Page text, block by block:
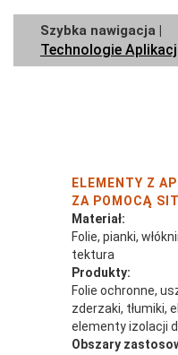
Szybka nawigacja |
Technologie
ELEMENTY Z
ZA POMOCĄ
Materiał:
Folie, pianki,
tektura
Produkty:
Folie ochronne,
zderzaki, tłumiki,
elementy izolacji
Obszary